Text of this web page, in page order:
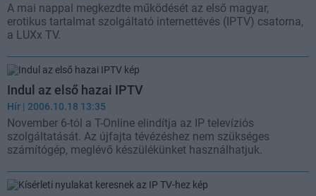
A mai nappal megkezdte működését az első magyar,
erotikus tartalmat szolgáltató internettévés (IPTV) csatorna,
a LUXx TV.
Indul az első hazai IPTV
Hír | 2006.10.18 13:35
November 6-tól a T-Online elindítja az IP televíziós
szolgáltatását. Az újfajta tévézéshez nem szükséges
számítógép, meglévő készülékünket használhatjuk.